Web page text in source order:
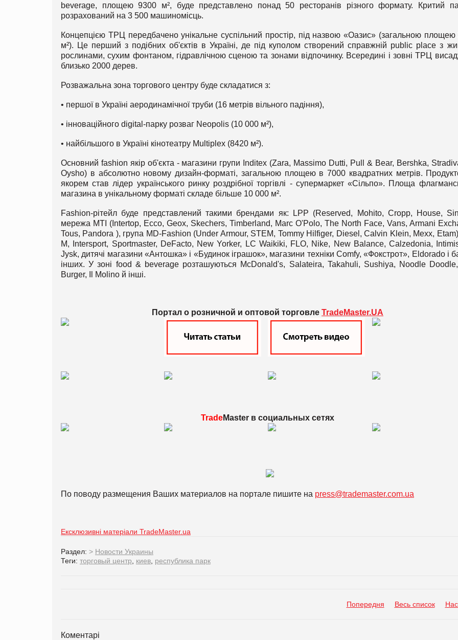
beverage, площею 9300 м², буде представлено понад 50 ресторанів різного формату. Критий
розрахований на 3 500 машиномісць.
Концепцією ТРЦ передбачено унікальне суспільний простір, під назвою «Оазис» (загальною площею
м²). Це перший з подібних об'єктів в Україні, де під куполом створений справжній public place з
рослинами, сухим фонтаном, гідравлічною сценою та зонами відпочинку. Всередині і зовні ТРЦ
близько 2000 дерев.
Розважальна зона торгового центру буде складатися з:
• першої в Україні аеродинамічної труби (16 метрів вільного падіння),
• інноваційного digital-парку розваг Neopolis (10 000 м²),
• найбільшого в Україні кінотеатру Multiplex (8420 м²).
Основний fashion якір об'єкта - магазини групи Inditex (Zara, Massimo Dutti, Pull & Bear, Bershka,
Oysho) в абсолютно новому дизайн-форматі, загальною площею в 7000 квадратних метрів.
якорем став лідер українського ринку роздрібної торгівлі - супермаркет «Сільпо». Площа
магазина в унікальному форматі складе більше 10 000 м².
Fashion-рітейл буде представлений такими брендами як: LPP (Reserved, Mohito, Cropp, House,
мережа MTI (Intertop, Ecco, Geox, Skechers, Timberland, Marc O'Polo, The North Face, Vans, Armani
Tous, Pandora ), група MD-Fashion (Under Armour, STEM, Tommy Hilfiger, Diesel, Calvin Klein, Mexx,
M, Intersport, Sportmaster, DeFacto, New Yorker, LC Waikiki, FLO, Nike, New Balance, Calzedonia,
Jysk, дитячі магазини «Антошка» і «Будинок іграшок», магазини техніки Comfy, «Фокстрот», Eldorado і
інших. У зоні food & beverage розташуються McDonald's, Salateira, Takahuli, Sushiya, Noodle
Burger, Il Molino й інші.
Портал о розничной и оптовой торговле TradeMaster.UA
TradeMaster в социальных сетях
По поводу размещения Ваших материалов на портале пишите на press@trademaster.com.ua
Ексклюзивні матеріали TradeMaster.ua
Раздел: > Новости Украины
Теги: торговый центр киев республика парк
Попередня Весь список
Коментарі